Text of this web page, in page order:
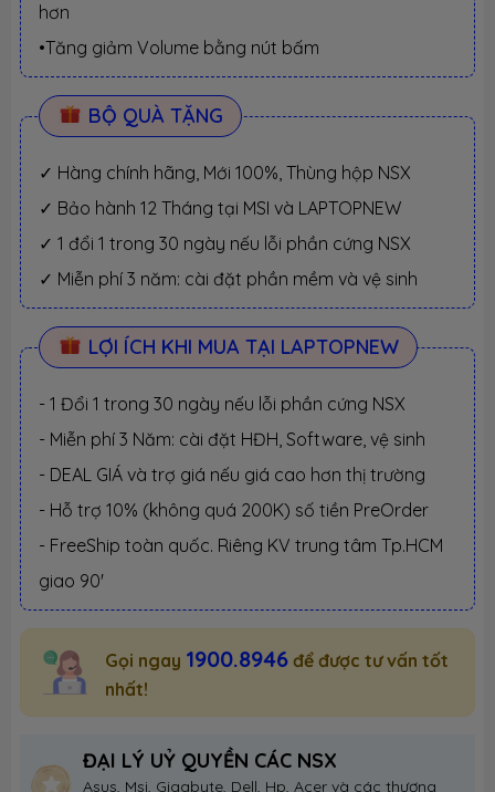
hơn
•Tăng giảm Volume bằng nút bấm
BỘ QUÀ TẶNG
✓ Hàng chính hãng, Mới 100%, Thùng hộp NSX
✓ Bảo hành 12 Tháng tại MSI và LAPTOPNEW
✓ 1 đổi 1 trong 30 ngày nếu lỗi phần cứng NSX
✓ Miễn phí 3 năm: cài đặt phần mềm và vệ sinh
LỢI ÍCH KHI MUA TẠI LAPTOPNEW
- 1 Đổi 1 trong 30 ngày nếu lỗi phần cứng NSX
- Miễn phí 3 Năm: cài đặt HĐH, Software, vệ sinh
- DEAL GIÁ và trợ giá nếu giá cao hơn thị trường
- Hỗ trợ 10% (không quá 200K) số tiền PreOrder
- FreeShip toàn quốc. Riêng KV trung tâm Tp.HCM
giao 90'
Gọi ngay 1900.8946 để được tư vấn tốt
nhất!
ĐẠI LÝ UỶ QUYỀN CÁC NSX
Asus, Msi, Gigabyte, Dell, Hp, Acer và các thương